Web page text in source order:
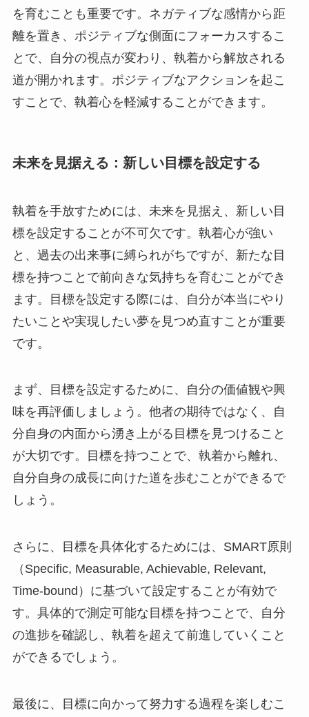
を育むことも重要です。ネガティブな感情から距
離を置き、ポジティブな側面にフォーカスするこ
とで、自分の視点が変わり、執着から解放される
道が開かれます。ポジティブなアクションを起こ
すことで、執着心を軽減することができます。
未来を見据える：新しい目標を設定する
執着を手放すためには、未来を見据え、新しい目
標を設定することが不可欠です。執着心が強い
と、過去の出来事に縛られがちですが、新たな目
標を持つことで前向きな気持ちを育むことができ
ます。目標を設定する際には、自分が本当にやり
たいことや実現したい夢を見つめ直すことが重要
です。
まず、目標を設定するために、自分の価値観や興
味を再評価しましょう。他者の期待ではなく、自
分自身の内面から湧き上がる目標を見つけること
が大切です。目標を持つことで、執着から離れ、
自分自身の成長に向けた道を歩むことができるで
しょう。
さらに、目標を具体化するためには、SMART原則
（Specific, Measurable, Achievable, Relevant,
Time-bound）に基づいて設定することが有効で
す。具体的で測定可能な目標を持つことで、自分
の進捗を確認し、執着を超えて前進していくこと
ができるでしょう。
最後に、目標に向かって努力する過程を楽しむこ